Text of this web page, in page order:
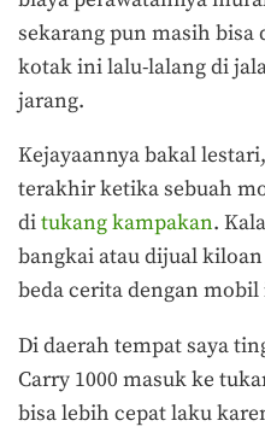
sekarang pun masih bisa
kotak ini lalu-lalang di
jarang.
Kejayaannya bakal
terakhir ketika sebuah
ditukang kampakan.
bangkai atau dijual
beda cerita dengan
Di daerah tempat saya
Carry 1000 masuk ke
bisa lebih cepat laku